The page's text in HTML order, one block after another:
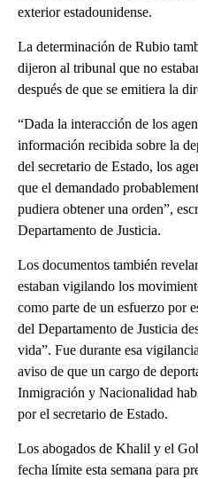
exterior estadounidense.
La determinación de Rubio
dijeron al tribunal que no
después de que se emitiera la
“Dada la interacción de los
información recibida sobre la
del secretario de Estado, los
que el demandado
pudiera obtener una orden”,
Departamento de Justicia.
Los documentos también
estaban vigilando los
como parte de un esfuerzo por
del Departamento de Justicia
vida”. Fue durante esa
aviso de que un cargo de
Inmigración y Nacionalidad
por el secretario de Estado.
Los abogados de Khalil y el
fecha límite esta semana para